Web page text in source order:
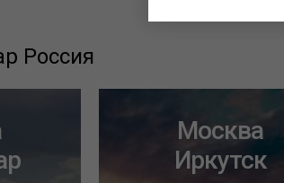
Россия
Москва
Иркутск